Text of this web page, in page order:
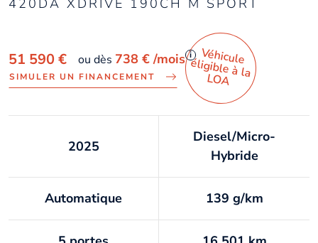
420DA XDRIVE 190CH M SPORT
51 590 € ou dès 738 €/mois i
SIMULER UN FINANCEMENT
Véhicule
éligible à la
LO
A
2025
Diesel/Micro-
Hybride
Automatique 139 g/km